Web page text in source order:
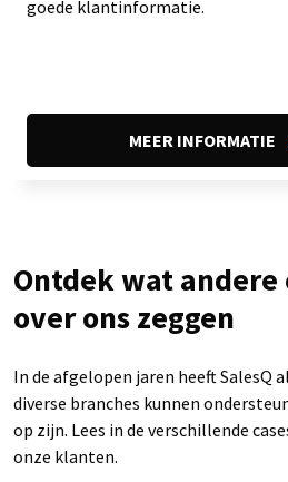
goede klantinformatie.
MEER INFORMATIE
Ontdek wat andere
over ons zeggen
In de afgelopen jaren heeft SalesQ
diverse branches kunnen
op zijn. Lees in de verschillende
onze klanten.